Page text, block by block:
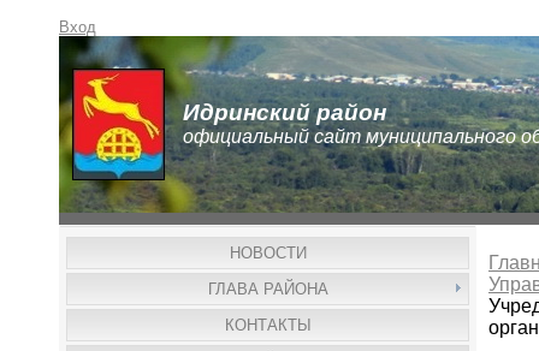
Вход
Идринский район
официальный сайт муниципального
НОВОСТИ
ГЛАВА РАЙОНА
КОНТАКТЫ